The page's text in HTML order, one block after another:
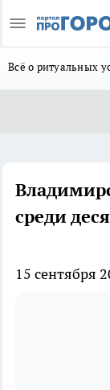
Всё о ритуальных
среди
15 сентября